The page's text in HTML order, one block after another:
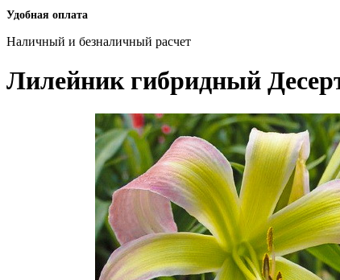
Удобная оплата
Наличный и безналичный расчет
Лилейник гибридный